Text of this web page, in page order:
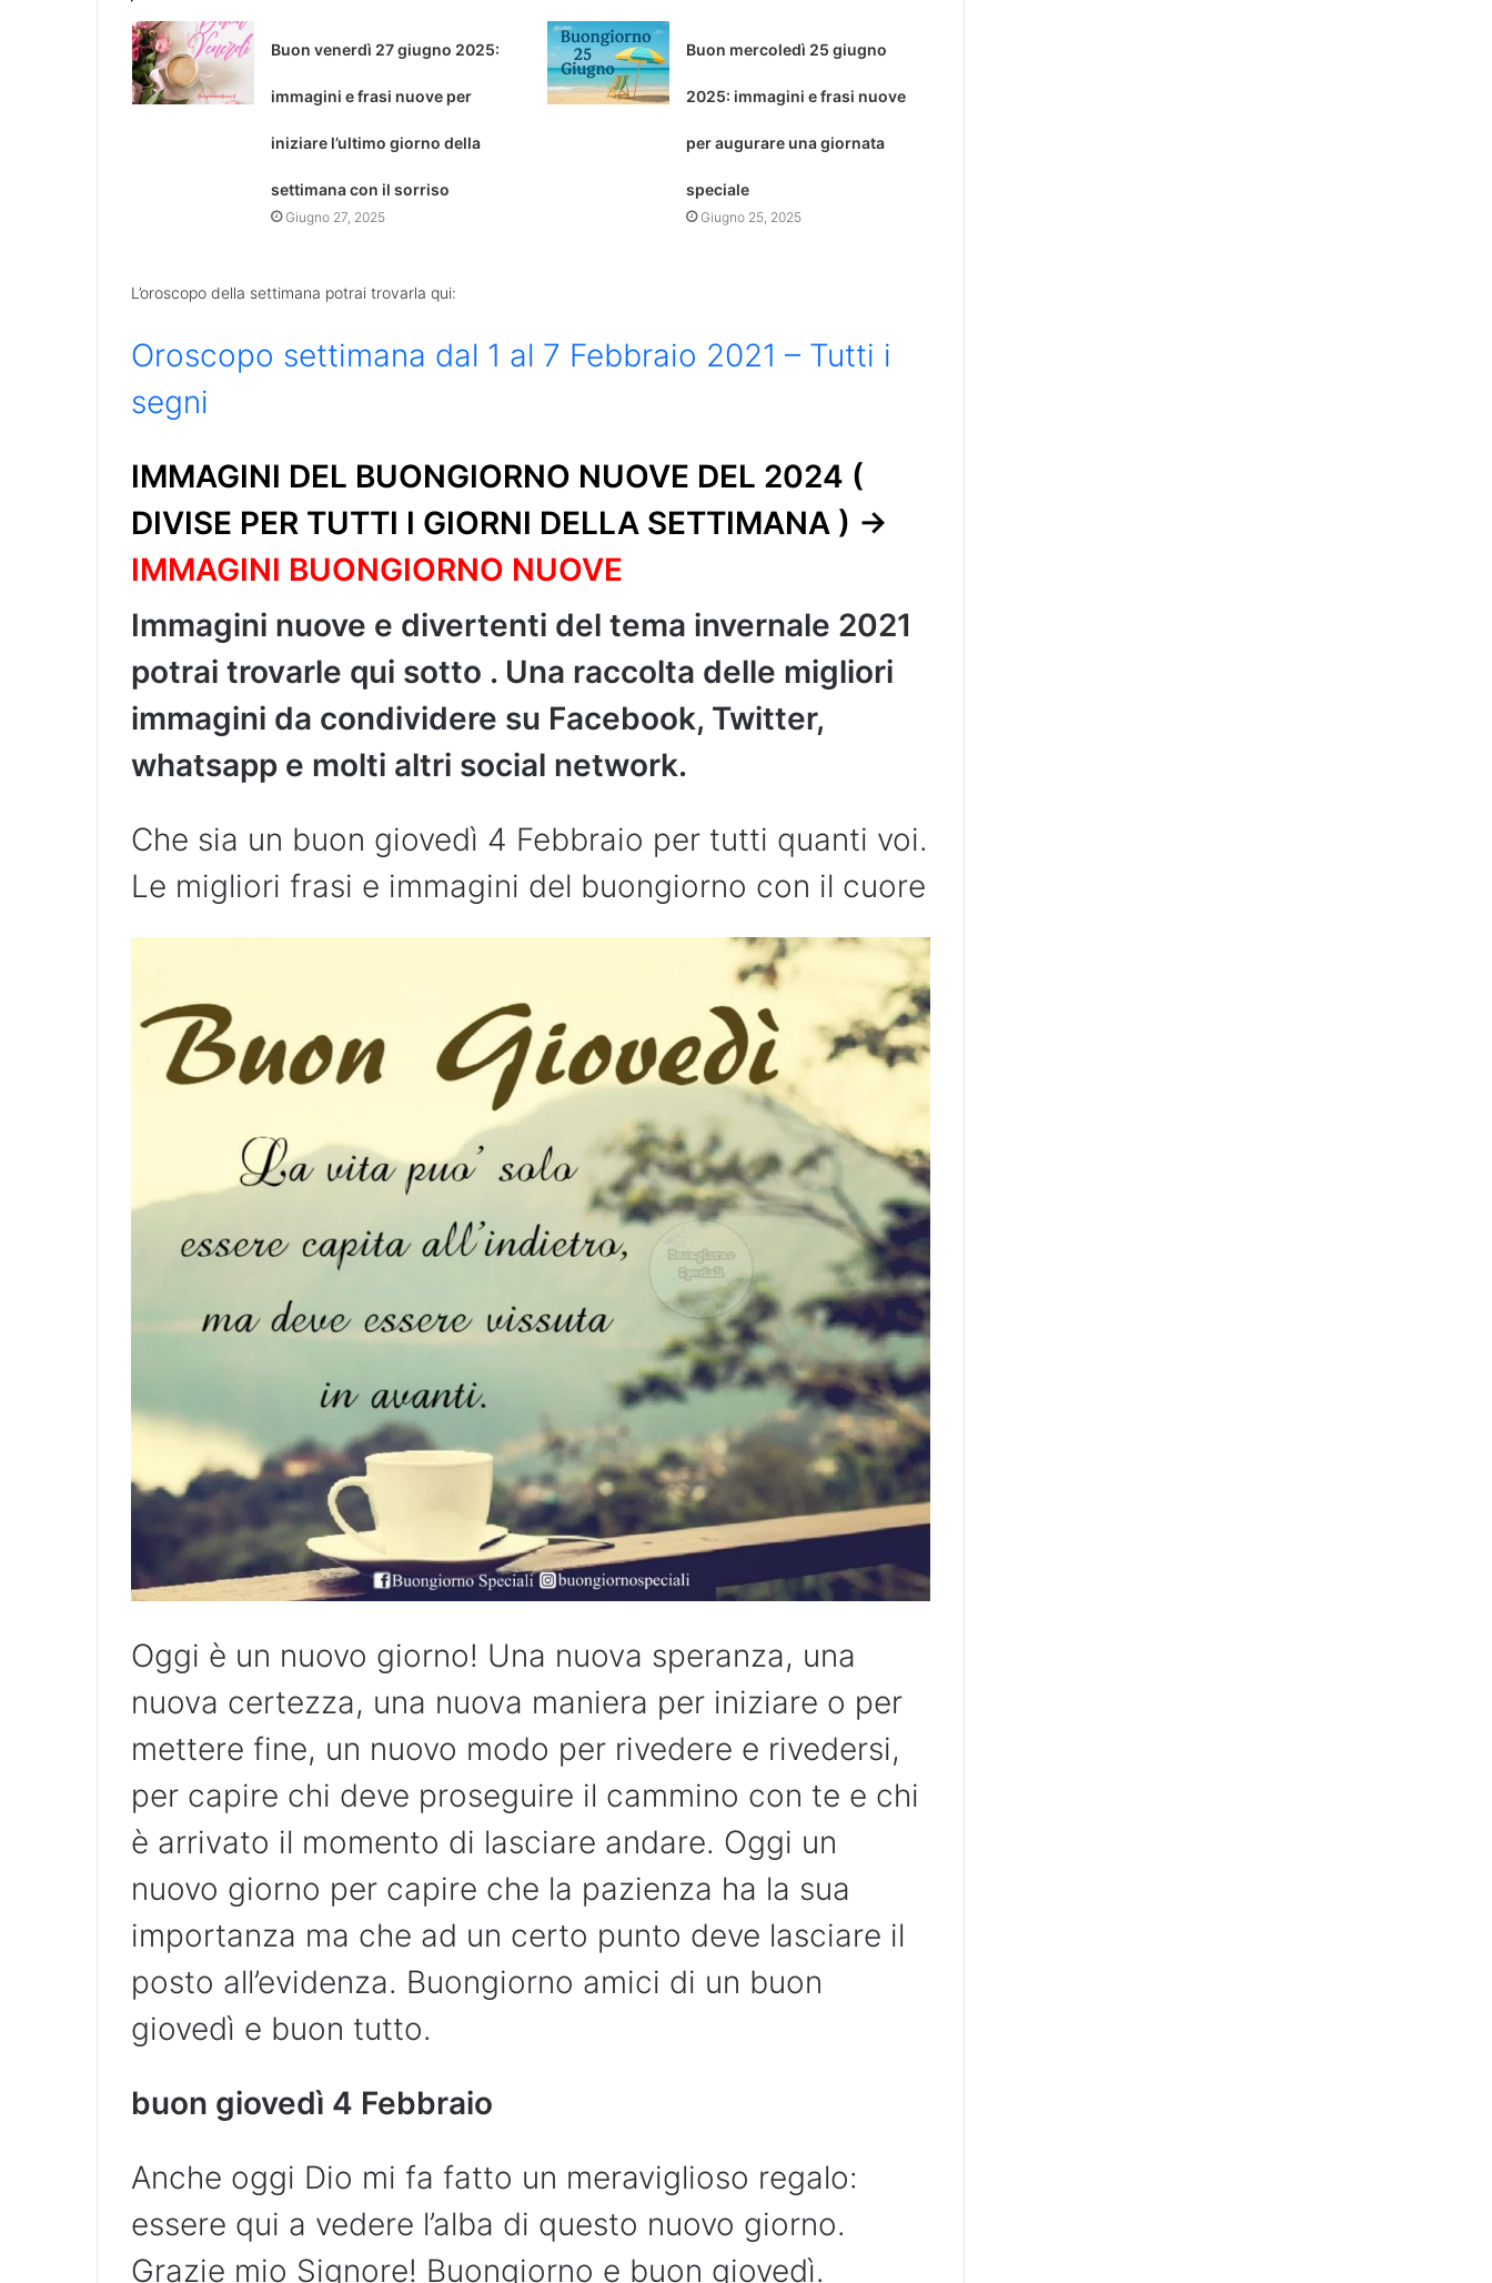
Buon venerdì 27 giugno 2025:
immagini e frasi nuove per
iniziare l’ultimo giorno della
settimana con il sorriso
Giugno 27, 2025
Buon mercoledì 25 giugno
2025: immagini e frasi nuove
per augurare una giornata
speciale
Giugno 25, 2025
L’oroscopo della settimana potrai trovarla qui:
Oroscopo settimana dal 1 al 7 Febbraio 2021 – Tutti i
segni
IMMAGINI DEL BUONGIORNO NUOVE DEL 2024 (
DIVISE PER TUTTI I GIORNI DELLA SETTIMANA ) ->
IMMAGINI BUONGIORNO NUOVE
Immagini nuove e divertenti del tema invernale 2021
potrai trovarle qui sotto . Una raccolta delle migliori
immagini da condividere su Facebook, Twitter,
whatsapp e molti altri social network.
Che sia un buon giovedì 4 Febbraio per tutti quanti voi.
Le migliori frasi e immagini del buongiorno con il cuore
Oggi è un nuovo giorno! Una nuova speranza, una
nuova certezza, una nuova maniera per iniziare o per
mettere fine, un nuovo modo per rivedere e rivedersi,
per capire chi deve proseguire il cammino con te e chi
è arrivato il momento di lasciare andare. Oggi un
nuovo giorno per capire che la pazienza ha la sua
importanza ma che ad un certo punto deve lasciare il
posto all’evidenza. Buongiorno amici di un buon
giovedì e buon tutto.
buon giovedì 4 Febbraio
Anche oggi Dio mi fa fatto un meraviglioso regalo:
essere qui a vedere l’alba di questo nuovo giorno.
Grazie mio Signore! Buongiorno e buon giovedì.